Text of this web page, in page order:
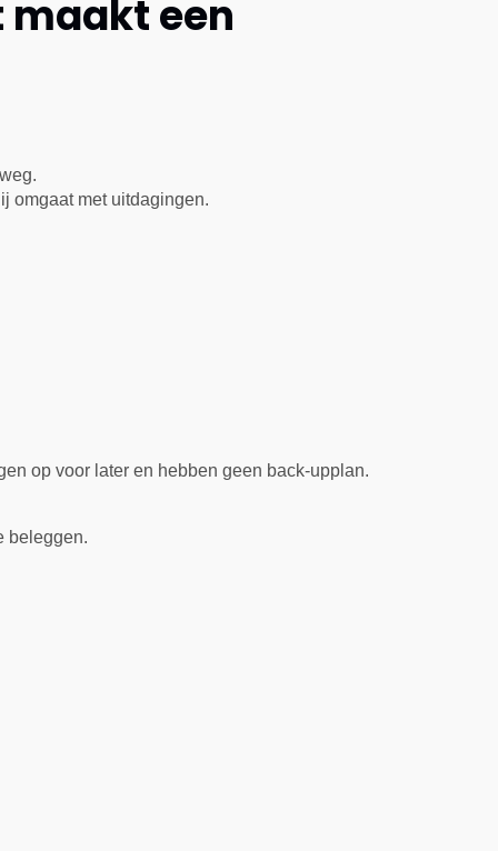
maakt een
omgaat met uitdagingen.
op voor later en hebben geen back-upplan.
beleggen.